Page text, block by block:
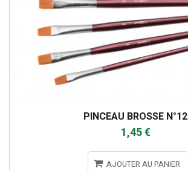
PINCEAU BROSSE N°12
1,45 €
AJOUTER AU PANIER